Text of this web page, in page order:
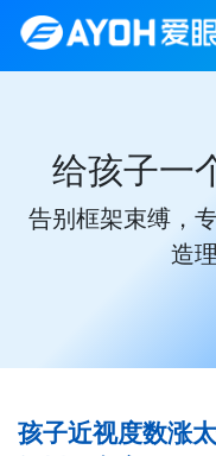
给孩子一
告别框架束缚，
造
孩子近视度数涨